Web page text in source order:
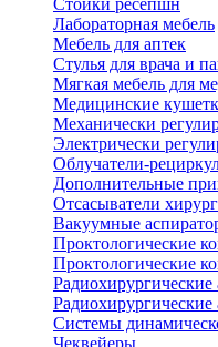
Стойки ресепшн
Лабораторная мебель
Мебель для аптек
Стулья для врача и
Мягкая мебель для
Медицинские
Механически
Электрически
Облучатели-
Дополнительные
Отсасыватели
Вакуумные
Проктологические
Проктологические
Радиохирургические
Радиохирургические
Системы
Чеквейеры